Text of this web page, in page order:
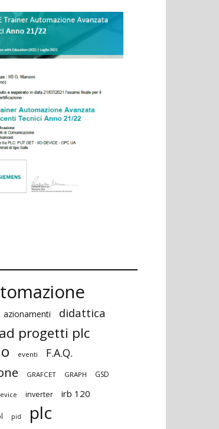
azionamenti didattica
progetti plc
eventi F.A.Q.
GRAFCET GRAPH GSD
inverter irb 120
pid plc